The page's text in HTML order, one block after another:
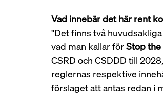
Vad innebär det här rent
"Det finns två
vad man kallar för Stop
CSRD och CSDDD till
reglernas respektive
förslaget att antas redan i